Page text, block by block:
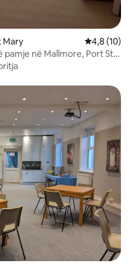
Mary Vlerësimi
4,8 (10)
në Mallmore, Port St.